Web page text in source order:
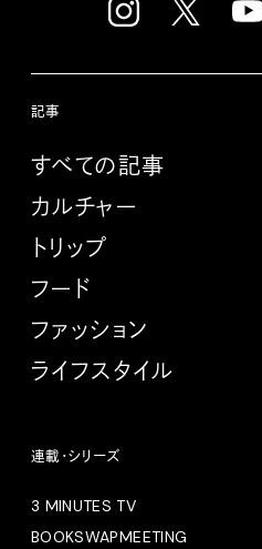
記事
すべての記事
カルチャー
トリップ
フード
ファッション
ライフスタイル
連載・シリーズ
3 MINUTES TV
BOOKSWAPMEETING